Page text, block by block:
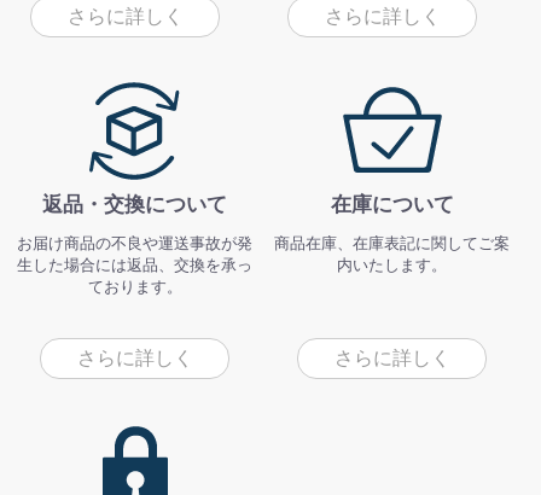
さらに詳しく さらに詳しく
返品・交換について
お届け商品の不良や運送事故が発
生した場合には返品、交換を承っ
ております。
さらに詳しく
在庫について
商品在庫、在庫表記に関してご案
内いたします。
さらに詳しく